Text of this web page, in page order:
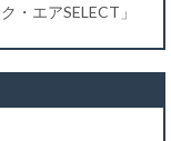
・エアSELECT」